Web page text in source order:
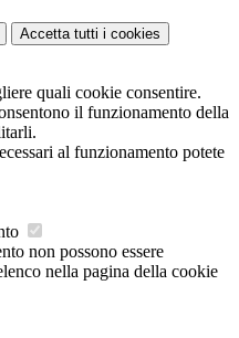
Accetta tutti i cookies
quali cookie consentire.
il funzionamento della
al funzionamento potete
non possono essere
nella pagina della cookie